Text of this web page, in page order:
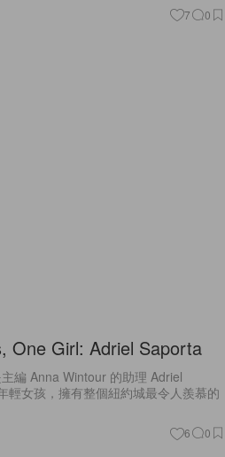
7 0
One Girl: Adriel Saporta
編 Anna Wintour 的助理 Adriel
輕女孩，擁有整個紐約城最令人羨慕的
6 0